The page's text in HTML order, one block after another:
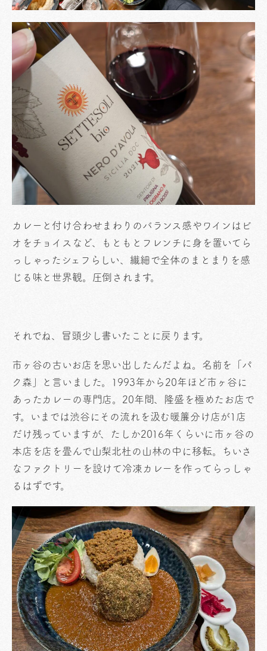
カレーと付け合わせまわりのバランス感やワインはビ
オをチョイスなど、もともとフレンチに身を置いてら
っしゃったシェフらしい、繊細で全体のまとまりを感
じる味と世界観。圧倒されます。
それでね、冒頭少し書いたことに戻ります。
市ヶ谷の古いお店を思い出したんだよね。名前を「パ
ク森」と言いました。1993年から20年ほど市ヶ谷に
あったカレーの専門店。20年間、隆盛を極めたお店で
す。いまでは渋谷にその流れを汲む暖簾分け店が1店
だけ残っていますが、たしか2016年くらいに市ヶ谷の
本店を店を畳んで山梨北杜の山林の中に移転。ちいさ
なファクトリーを設けて冷凍カレーを作ってらっしゃ
るはずです。